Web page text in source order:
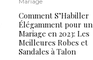
Comment S’Habiller
Élégamment pour un
Mariage en 2023: Les
Meilleures Robes et
Sandales à Talon